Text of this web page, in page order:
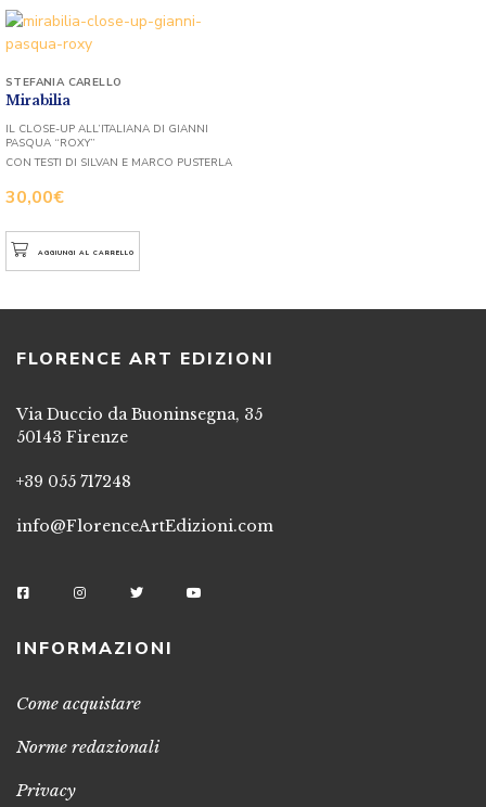
Mirabilia
30,00€
STEFANIA CARELLO
IL CLOSE-UP ALL’ITALIANA DI GIANNI
PASQUA “ROXY”
CON TESTI DI SILVAN E MARCO PUSTERLA
AGGIUNGI AL CARRELLO
FLORENCE ART EDIZIONI
Via Duccio da Buoninsegna, 35
50143 Firenze
+39 055 717248
info@FlorenceArtEdizioni.com
INFORMAZIONI
Come acquistare
Norme redazionali
Privacy